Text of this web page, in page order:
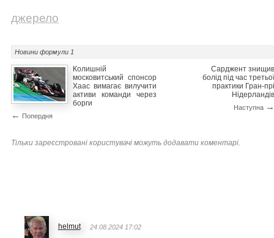
джерело
Новини формули 1
Колишній
московитський спонсор
Хаас вимагає вилучити
активи команди через
борги
← Попердня
Сарджент знищив
болід під час третьої
практики Гран-прі
Нідерландів
Наступна →
Тільки зареєстровані користувачі можуть додавати коментарі.
helmut 24.08.2024 17:02